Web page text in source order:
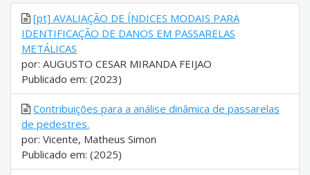
[pt] AVALIAÇÃO DE ÍNDICES MODAIS PARA
IDENTIFICAÇÃO DE DANOS EM PASSARELAS
METÁLICAS
por: AUGUSTO CESAR MIRANDA FEIJAO
Publicado em: (2023)
Contribuições para a análise dinâmica de passarelas
de pedestres.
por: Vicente, Matheus Simon
Publicado em: (2025)